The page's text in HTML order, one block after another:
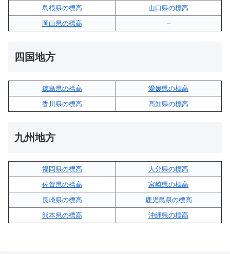
島根県の標高
山口県の標高
岡山県の標高
–
四国地方
徳島県の標高
愛媛県の標高
香川県の標高
高知県の標高
九州地方
福岡県の標高
大分県の標高
佐賀県の標高
宮崎県の標高
長崎県の標高
鹿児島県の標高
熊本県の標高
沖縄県の標高